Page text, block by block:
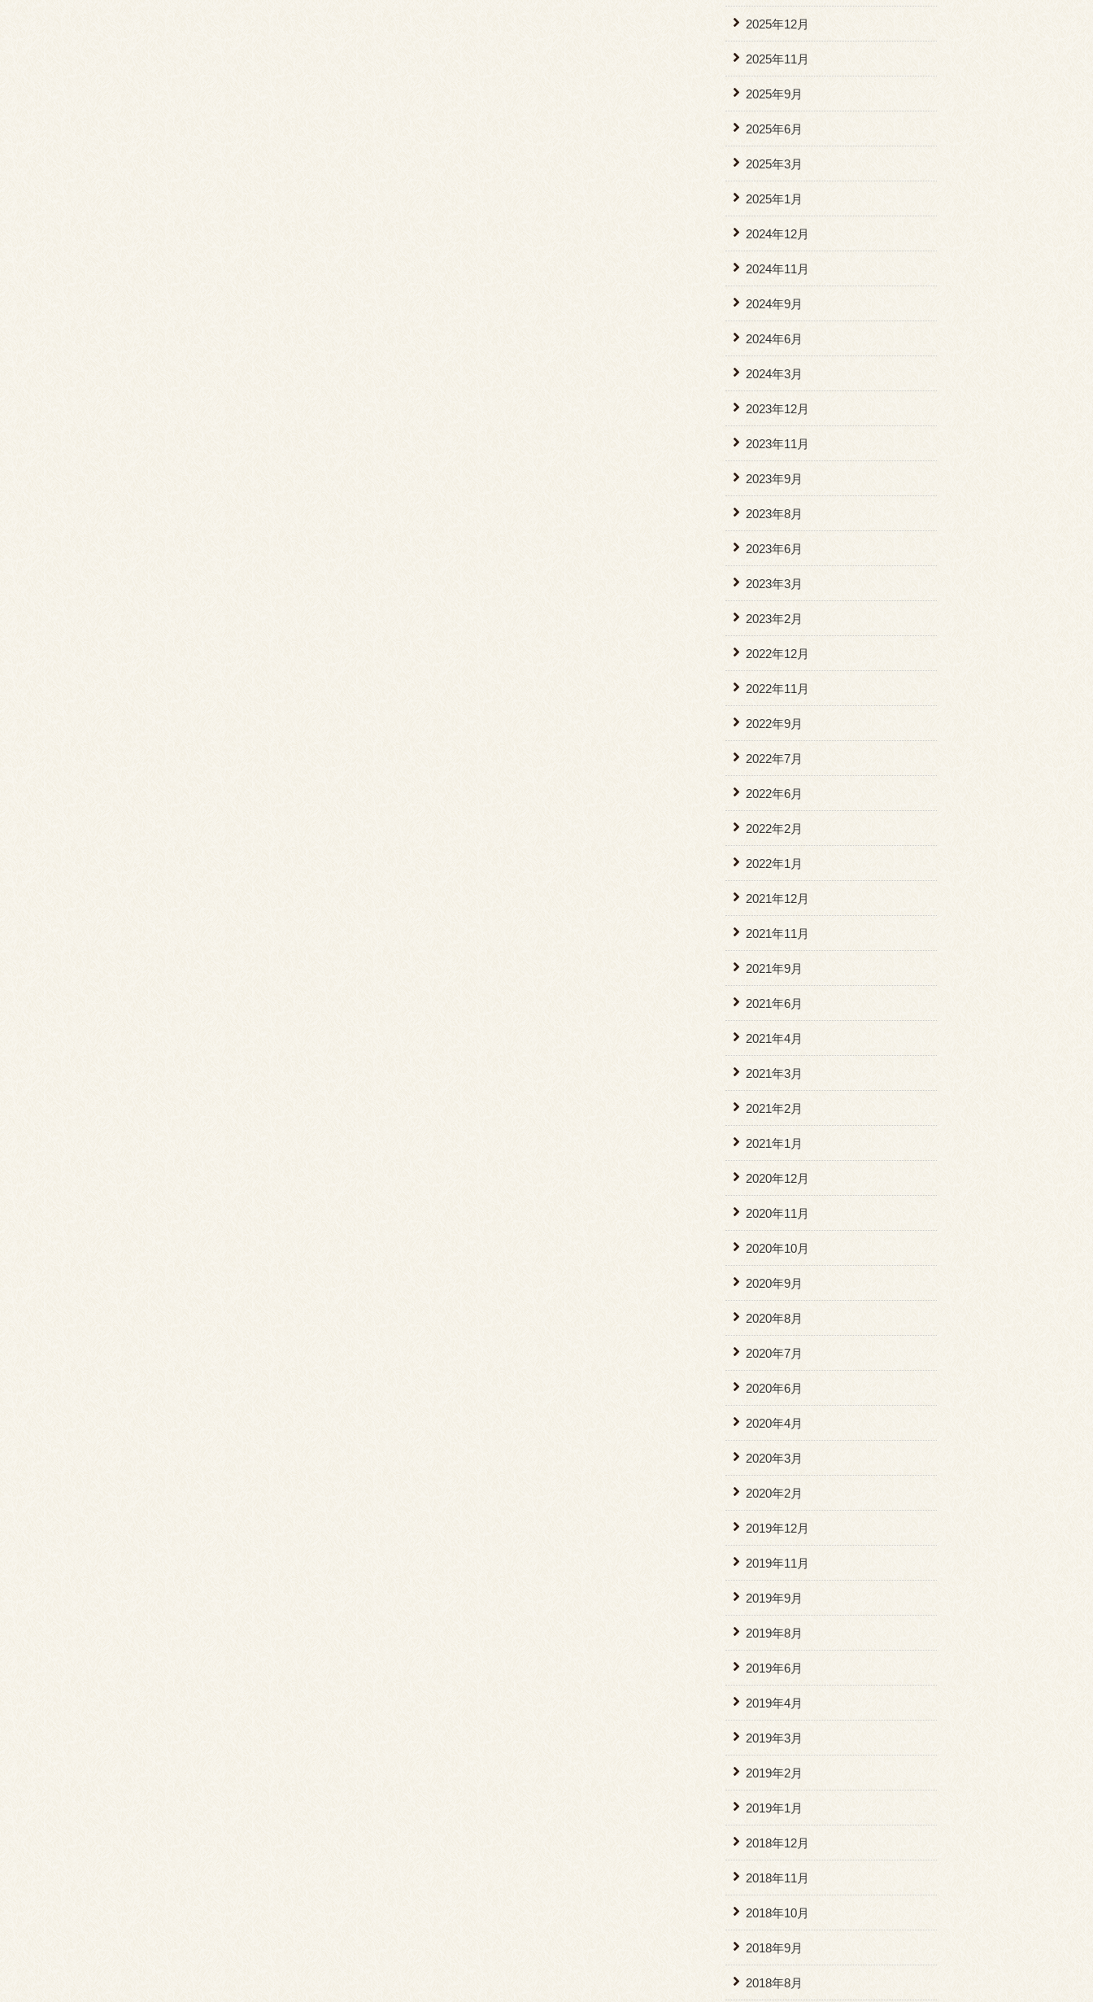
2025年12月
2025年11月
2025年9月
2025年6月
2025年3月
2025年1月
2024年12月
2024年11月
2024年9月
2024年6月
2024年3月
2023年12月
2023年11月
2023年9月
2023年8月
2023年6月
2023年3月
2023年2月
2022年12月
2022年11月
2022年9月
2022年7月
2022年6月
2022年2月
2022年1月
2021年12月
2021年11月
2021年9月
2021年6月
2021年4月
2021年3月
2021年2月
2021年1月
2020年12月
2020年11月
2020年10月
2020年9月
2020年8月
2020年7月
2020年6月
2020年4月
2020年3月
2020年2月
2019年12月
2019年11月
2019年9月
2019年8月
2019年6月
2019年4月
2019年3月
2019年2月
2019年1月
2018年12月
2018年11月
2018年10月
2018年9月
2018年8月